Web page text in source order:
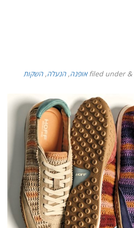
&
filed under אופנה,הנעלה,השקות